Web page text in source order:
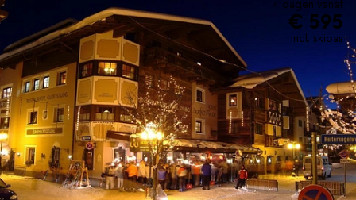
4 dagen vanaf
€ 595
incl. skipas